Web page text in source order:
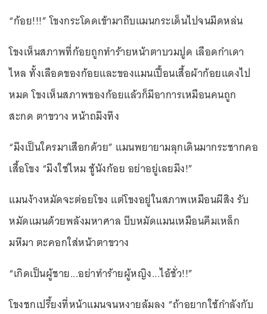
“ก้อย!!!” โขงกระโดดเข้ามาถีบแมนกระเด็นไปจนมีดหล่น
โขงเห็นสภาพที่ก้อยถูกทำร้ายหน้าตาบวมปูด เลือดกำเดา
ไหล ทั้งเลือดของก้อยและของแมนเปื้อนเสื้อผ้าก้อยแดงไป
หมด โขงเห็นสภาพของก้อยแล้วก็มีอาการเหมือนคนถูก
สะกด ตาขวาง หน้าถมึงทึง
“มึงเป็นใครมาเสือกด้วย” แมนพยายามลุกเดินมากระชากคอ
เสื้อโขง “มึงใช่ไหม ชู้นังก้อย อย่าอยู่เลยมึง!”
แมนง้างหมัดจะต่อยโขง แต่โขงอยู่ในสภาพเหมือนผีสิง รับ
หมัดแมนด้วยพลังมหาศาล บีบหมัดแมนเหมือนคีมเหล็ก
มหึมา ตะคอกใส่หน้าตาขวาง
“เกิดเป็นผู้ชาย...อย่าทำร้ายผู้หญิง...ไอ้ชั่ว!!”
โขงชกเปรี้ยงที่หน้าแมนจนหงายล้มลง “ถ้าอยากใช้กำลังกับ